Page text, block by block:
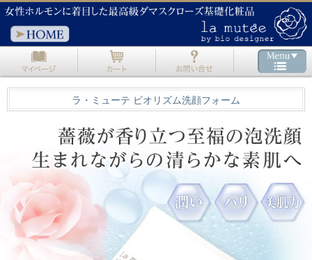
初回限定 ラ・ミューテ３点セット
初回限定 バリアクレンジングジェル
ラ・ミューテ 商品ラインナップ
初めての方へ
ラ・ミューテのこだわり
ラ・ミューテのお手入れ方法
ラ・ミューテ定期便
ラ・ミューテ ビオリズム洗顔フォーム